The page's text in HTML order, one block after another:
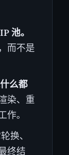
池。
而不是
么都
染、重
。
换、
终结